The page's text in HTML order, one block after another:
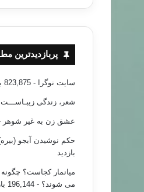
پربازدیدترین
سایت نوگرا - 823,875 بازدید
شعر، زندگی
عشق زن به غیر شوهر -
حکم نوشیدن آبجو
بازدید
میانمار کجاست؟
می شوند؟ - 196,144 بازدید